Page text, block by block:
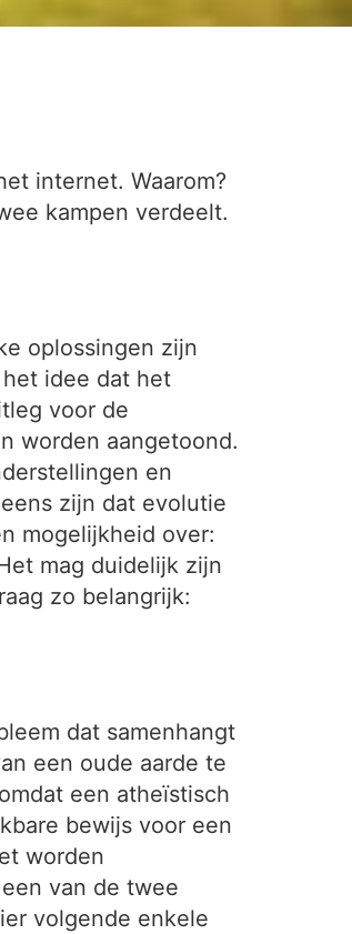
internet. Waarom?
kampen verdeelt.
oplossingen zijn
idee dat het
voor de
worden aangetoond.
en
zijn dat evolutie
mogelijkheid over:
mag duidelijk zijn
zo belangrijk:
dat samenhangt
een oude aarde te
een atheïstisch
bewijs voor een
worden
van de twee
volgende enkele